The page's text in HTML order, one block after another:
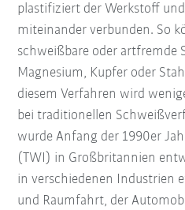
plastifiziert der Werkstoff
miteinander verbunden. So
schweißbare oder
Magnesium, Kupfer oder
diesem Verfahren wird
bei traditionellen
wurde Anfang der 1990er
(TWI) in Großbritannien
in verschiedenen Industrien
und Raumfahrt, der